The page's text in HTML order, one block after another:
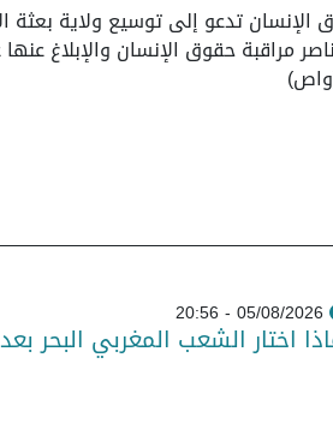
الإنسان تدعو إلى توسيع ولاية بعثة
مراقبة حقوق الإنسان والإبلاغ
05/08/2026 - 20:56
اختار الشعب المغربي البحر